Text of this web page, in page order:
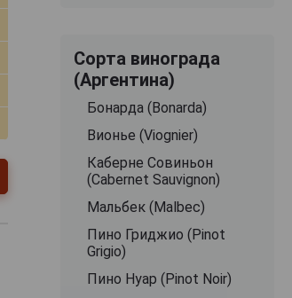
Сорта винограда
(Аргентина)
Бонарда (Bonarda)
Вионье (Viognier)
Каберне Совиньон
(Cabernet Sauvignon)
Мальбек (Malbec)
Пино Гриджио (Pinot
Grigio)
Пино Нуар (Pinot Noir)